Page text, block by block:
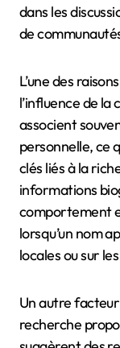
dans les
de
L’une des
l’influence de la
associent
personnelle, ce
clés liés à la
informations
comportement
lorsqu’un nom
locales ou sur
Un autre
recherche